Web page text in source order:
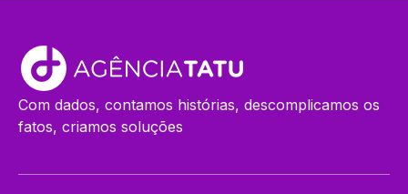
Com dados, contamos histórias, descomplicamos os
fatos, criamos soluções